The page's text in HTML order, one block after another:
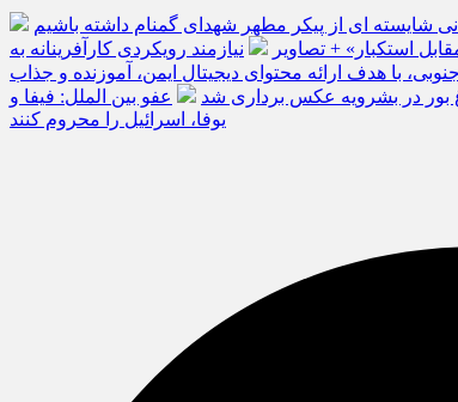
شایسته ای از پیکر مطهر شهدای گمنام داشته باشیم
نیازمند رویکردی کارآفرینانه به
با هدف ارائه محتوای دیجیتال ایمن، آموزنده و جذاب
بور در بشرویه عکس برداری شد
عفو بین الملل: فیفا و
یوفا، اسرائیل را محروم کنند